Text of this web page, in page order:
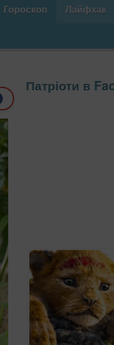
Гороскоп Лайфхак
Патріоти в